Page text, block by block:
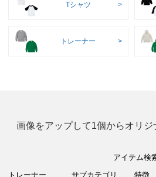
Tシャツ
トレーナー
画像をアップして1個からオリジ
アイテム検